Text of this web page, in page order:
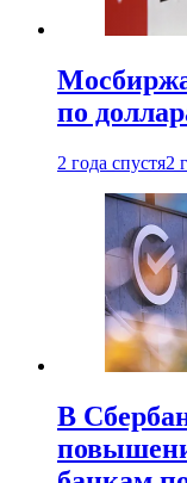
Мосбиржа
по
2 года спустя2
В